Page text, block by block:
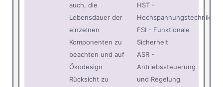
auch, die
Lebensdauer der
einzelnen
Komponenten zu
beachten und auf
Ökodesign
Rücksicht zu
HST -
Hochspannungstechnik
FSI - Funktionale
Sicherheit
ASR -
Antriebssteuerung
und Regelung